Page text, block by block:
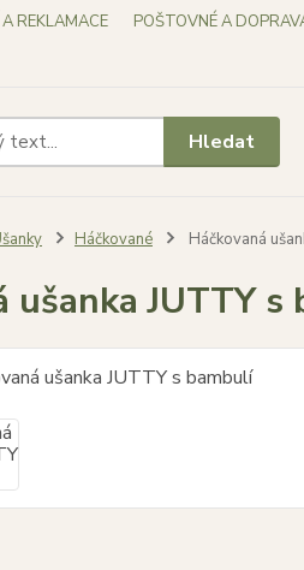
REKLAMACE POŠTOVNÉ A
Hledat
Háčkované Háčkovaná
ušanka JUTTY